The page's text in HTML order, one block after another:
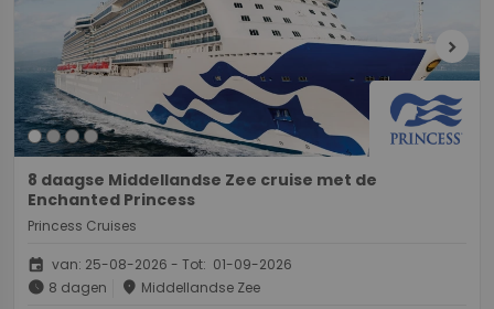
chevron_right
8 daagse Middellandse Zee cruise met de
Enchanted Princess
Princess Cruises
event van: 25-08-2026 - Tot: 01-09-2026
schedule 8 dagen place Middellandse Zee